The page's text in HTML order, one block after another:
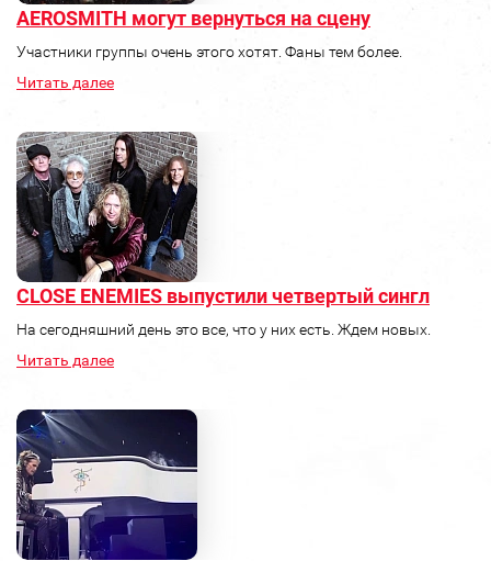
AEROSMITH могут вернуться на сцену
Участники группы очень этого хотят. Фаны тем более.
Читать далее
CLOSE ENEMIES выпустили четвертый сингл
На сегодняшний день это все, что у них есть. Ждем новых.
Читать далее